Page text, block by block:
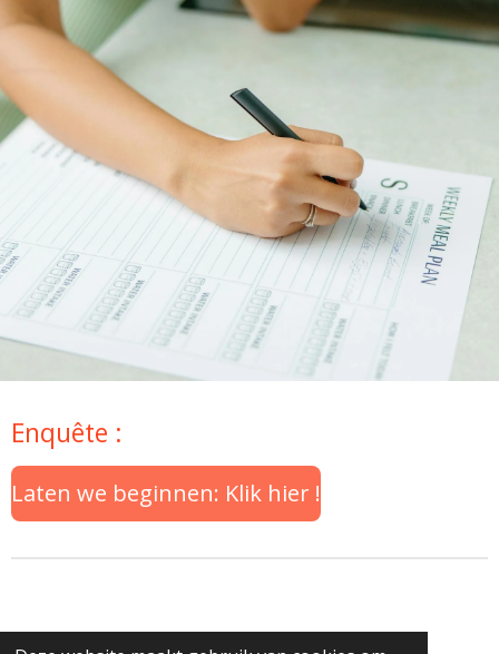
Enquête :
Laten we beginnen: Klik hier !
Weerbericht voor deze week